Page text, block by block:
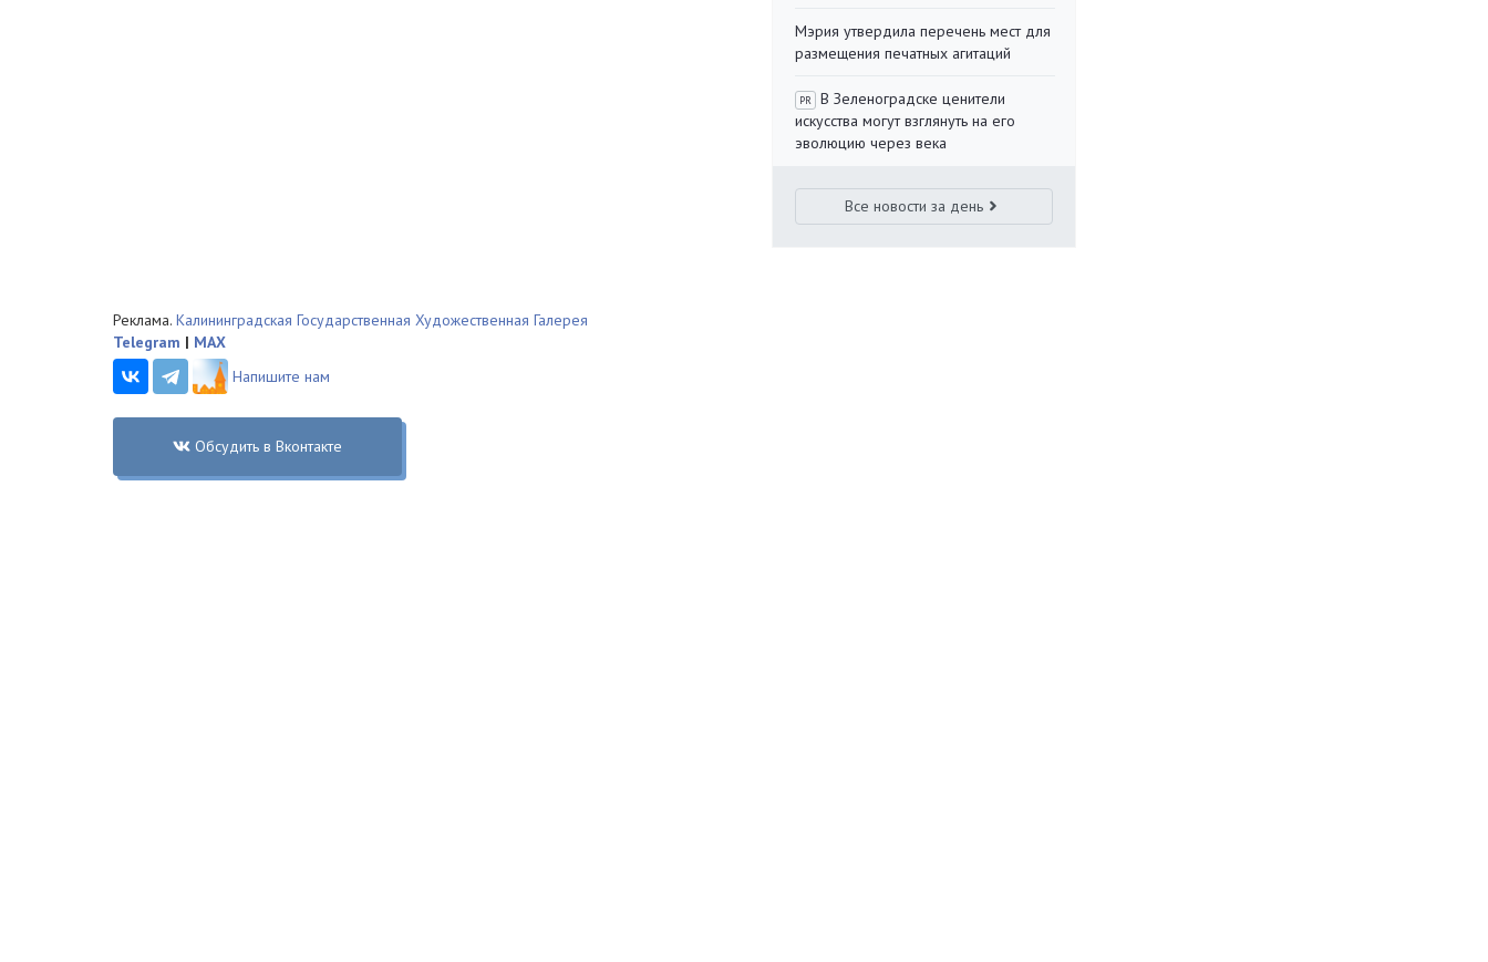
Мэрия утвердила перечень мест для
размещения печатных агитаций
PR
В Зеленоградске ценители
искусства могут взглянуть на его
эволюцию через века
Все новости за день
Реклама. Калининградская Государственная Художественная Галерея
Telegram | MAX
Напишите нам
Обсудить в Вконтакте